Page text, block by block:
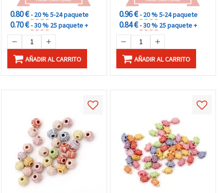
0.80 €- 20 %5-24 paquete
0.70 €- 30 % 25 paquete +
AÑADIR AL CARRITO
0.96 €- 20 %5-24 paquete
0.84 €- 30 % 25 paquete +
AÑADIR AL CARRITO